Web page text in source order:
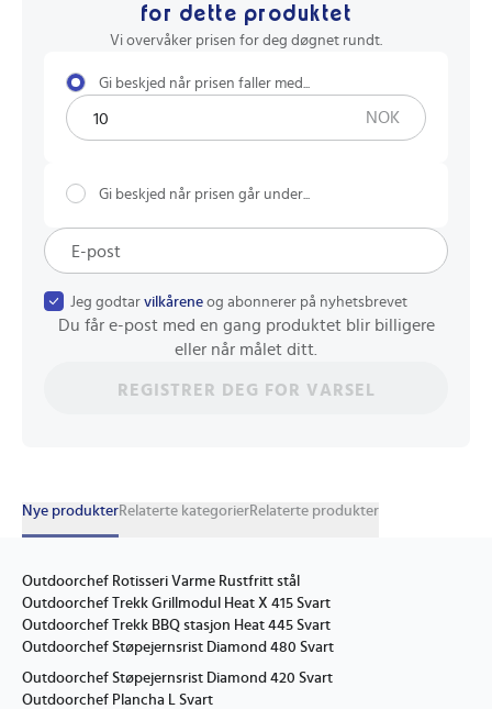
for dette produktet
Vi overvåker prisen for deg døgnet rundt.
Gi beskjed når prisen faller med...
NOK
Gi beskjed når prisen går under...
Jeg godtar vilkårene og abonnerer på nyhetsbrevet
Du får e-post med en gang produktet blir billigere
eller når målet ditt.
REGISTRER DEG FOR VARSEL
Nye produkterRelaterte kategorierRelaterte produkter
Outdoorchef Rotisseri Varme Rustfritt stål
Outdoorchef Trekk Grillmodul Heat X 415 Svart
Outdoorchef Trekk BBQ stasjon Heat 445 Svart
Outdoorchef Støpejernsrist Diamond 480 Svart
Outdoorchef Støpejernsrist Diamond 420 Svart
Outdoorchef Plancha L Svart